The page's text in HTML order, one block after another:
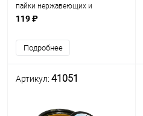
пайки нержавеющих и
жаропрочных сталей, чугуна,
850-1000С.
Высокотемпературный
119 ₽
Подробнее
Артикул: 41051